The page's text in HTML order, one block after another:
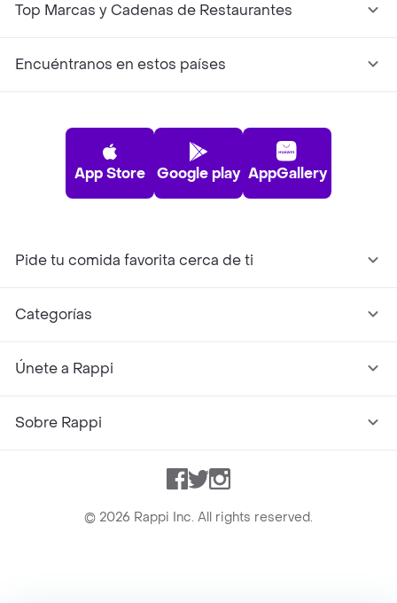
Top Marcas y Cadenas de Restaurantes
Encuéntranos en estos países
App Store Google play AppGallery
Pide tu comida favorita cerca de ti
Categorías
Únete a Rappi
Sobre Rappi
Facebook
TwitterInstagram
© 2026 Rappi Inc. All rights reserved.